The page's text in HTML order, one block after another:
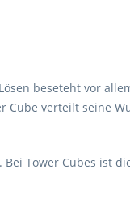
beseteht vor
Cube verteilt seine
Tower Cubes ist